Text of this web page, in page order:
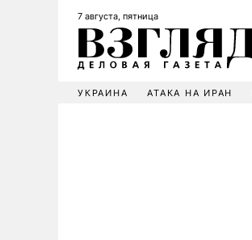
7 августа, пятница
УКРАИНА АТАКА НА ИРАН